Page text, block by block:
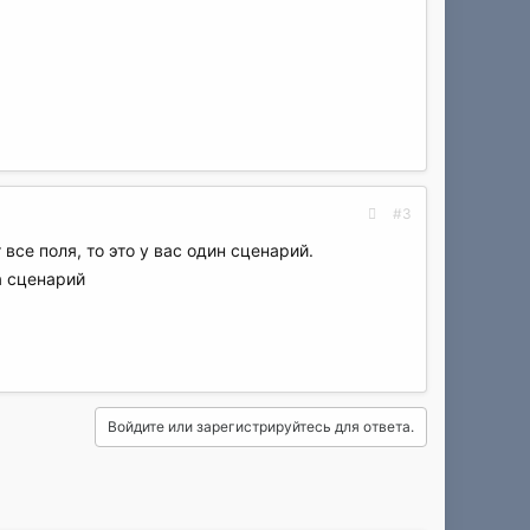
#3
поля, то это у вас один сценарий.
сценарий
Войдите или зарегистрируйтесь для ответа.